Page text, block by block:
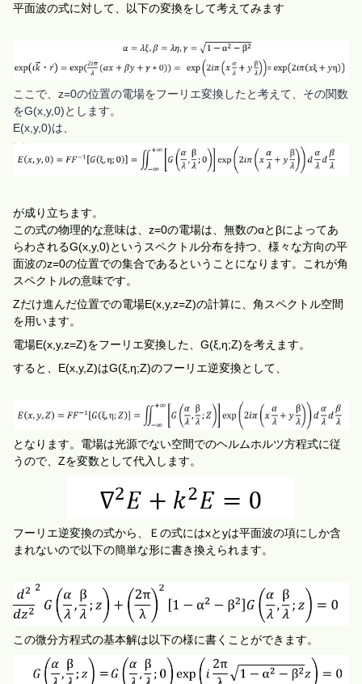
平面波の式に対して、 以下の変換をして考えてみます
ここで、z=0の位置の電場をフーリエ変換したと考えて、その関数
をG(x,y,0)とします。
E(x,y,0)は、
が成り立ちます。
この式の物理的な意味は、 z=0の電場は、無数のαと βによってあ
らわされるG(x,y,0)というスペクトル分布を持つ、様々 な方向の平
面波のz=0の位置での集合であるということになります。これが角
スペクトルの意味です。
Zだけ進んだ位置での電場E(x,y,z=Z)の計算に、角スペクトル空間
を用います。
電場E(x,y,z=Z)をフーリエ変換した、G(ξ,η;Z)を考えます。
すると、 E(x,y,Z)はG(ξ,η;Z)のフーリエ逆変換と して、
となります。電場は光源でない空間でのヘルムホルツ方程式に従
うので、 Zを変数として代入します。
フーリエ逆変換の式から、 Ｅの式にはxとyは平面波の項にしか含
まれないので以下の簡単な形に書き換えられます。
この微分方程式の基本解は以下の様に書くことができます。